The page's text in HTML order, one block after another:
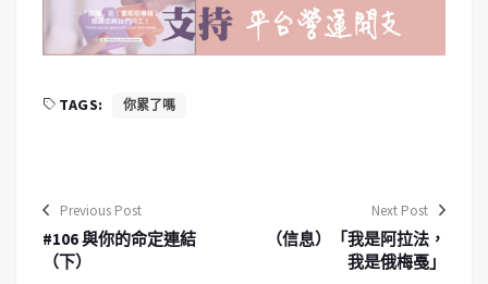
TAGS: 你累了嗎
Previous Post
#106 與你的命定連結
（下）
Next Post
（信息）「我是阿拉法，
我是俄梅戞」